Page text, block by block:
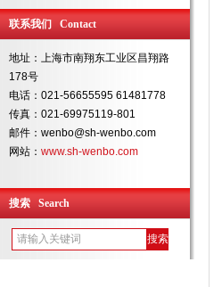
联系我们 Contact
地址：上海市南翔东工业区昌翔路
178号
电话：021-56655595 61481778
传真：021-69975119-801
邮件：wenbo@sh-wenbo.com
网站： www.sh-wenbo.com
搜索 Search